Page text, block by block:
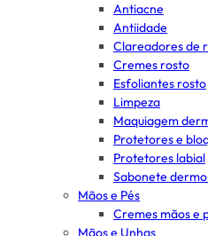
Antiacne
Antiidade
Clareadores de
Cremes rosto
Esfoliantes rosto
Limpeza
Maquiagem
Protetores e
Protetores labial
Sabonete
Mãos e Pés
Cremes mãos e
Mãos e Unhas